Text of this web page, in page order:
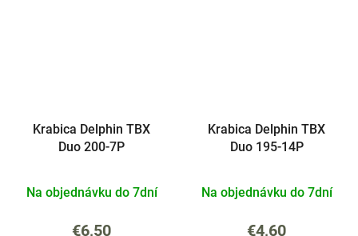
Krabica Delphin TBX
Duo 200-7P
Na objednávku do 7dní
€6,50
Krabica Delphin TBX
Duo 195-14P
Na objednávku do 7dní
€4,60